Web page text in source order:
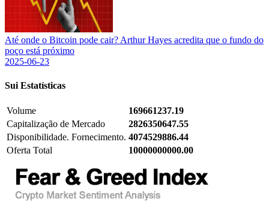
Até onde o Bitcoin pode cair? Arthur Hayes acredita que o fundo do
poço está próximo
2025-06-23
Sui Estatísticas
Volume
169661237.19
Capitalização de Mercado
2826350647.55
Disponibilidade. Fornecimento. 4074529886.44
Oferta Total
10000000000.00